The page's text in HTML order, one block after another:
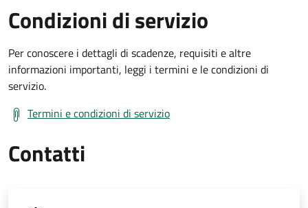
Condizioni di servizio
Per conoscere i dettagli di scadenze, requisiti e altre
informazioni importanti, leggi i termini e le condizioni di
servizio.
Termini e condizioni di servizio
Contatti